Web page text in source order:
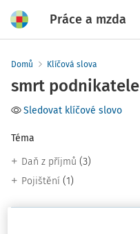
Práce a mzda
Domů Klíčová slova
smrt podnikatele
Sledovat klíčové slovo
Téma
Daň z příjmů (3)
Pojištění (1)